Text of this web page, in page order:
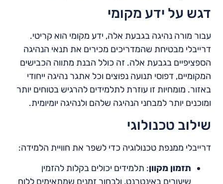
דגש על ידע מקומי
עבור מורה נהיגה בגבעת אלה, ידע מקומי הוא קריטי.
דרייבלי מבטיחת שהמדריכים מכירים את תנאי הנהיגה
הספציפיים בגבעת אלה. זה כולל הבנת מתווה הכבישים
המקומיים, דפוסי תנועה נפוצים וכל אתגר נהיגה ייחודי
באזור. מומחיות זו עוזרת לתלמידים להרגיש בטוחים יותר
ומוכנים יותר למבחני הנהיגה שלהם ולנהיגה יומיומית.
שילוב טכנולוגי
דרייבלי ממנפת טכנולוגיה כדי לשפר את חוויית הלמידה:
תזמון מקוון: תלמידים יכולים בקלות להזמין
שיעורים באינטרנט, ולבחור זמנים שמתאימים ללוח